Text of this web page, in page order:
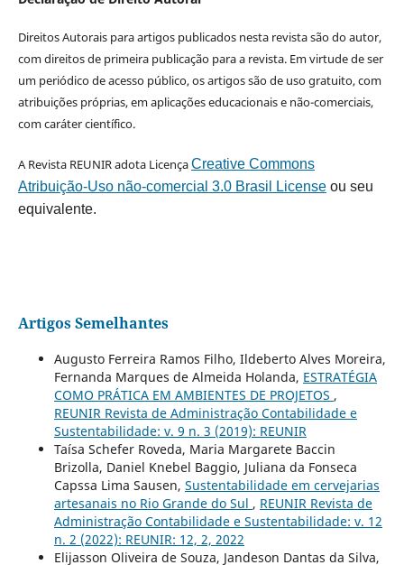
Direitos Autorais para artigos publicados nesta revista são do autor,
com direitos de primeira publicação para a revista. Em virtude de ser
um periódico de acesso público, os artigos são de uso gratuito, com
atribuições próprias, em aplicações educacionais e não-comerciais,
com caráter científico.
A Revista REUNIR adota LicençaCreative Commons
Atribuição-Uso não-comercial 3.0 Brasil Licenseou seu
equivalente.
Artigos Semelhantes
Augusto Ferreira Ramos Filho, Ildeberto Alves Moreira,
Fernanda Marques de Almeida Holanda, ESTRATÉGIA
COMO PRÁTICA EM AMBIENTES DE PROJETOS ,
REUNIR Revista de Administração Contabilidade e
Sustentabilidade: v. 9 n. 3 (2019): REUNIR
Taísa Schefer Roveda, Maria Margarete Baccin
Brizolla, Daniel Knebel Baggio, Juliana da Fonseca
Capssa Lima Sausen, Sustentabilidade em cervejarias
artesanais no Rio Grande do Sul , REUNIR Revista de
Administração Contabilidade e Sustentabilidade: v. 12
n. 2 (2022): REUNIR: 12, 2, 2022
Elijasson Oliveira de Souza, Jandeson Dantas da Silva,